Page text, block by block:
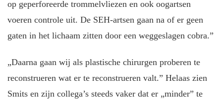
op geperforeerde trommelvliezen en ook oogartsen
voeren controle uit. De SEH-artsen gaan na of er geen
gaten in het lichaam zitten door een weggeslagen cobra.”
„Daarna gaan wij als plastische chirurgen proberen te
reconstrueren wat er te reconstrueren valt.” Helaas zien
Smits en zijn collega’s steeds vaker dat er „minder” te